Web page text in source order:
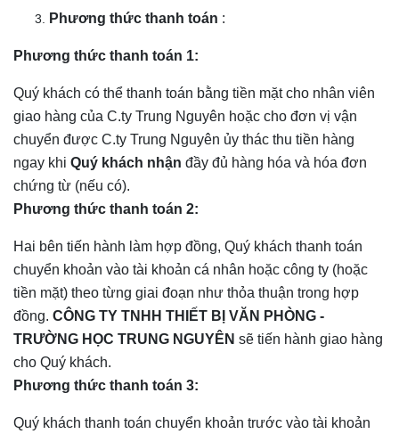
Phương thức thanh toán :
Phương thức thanh toán 1:
Quý khách có thể thanh toán bằng tiền mặt cho nhân viên
giao hàng của C.ty Trung Nguyên hoặc cho đơn vị vận
chuyển được C.ty Trung Nguyên ủy thác thu tiền hàng
ngay khi Quý khách nhận đầy đủ hàng hóa và hóa đơn
chứng từ (nếu có).
Phương thức thanh toán 2:
Hai bên tiến hành làm hợp đồng, Quý khách thanh toán
chuyển khoản vào tài khoản cá nhân hoặc công ty (hoặc
tiền mặt) theo từng giai đoạn như thỏa thuận trong hợp
đồng. CÔNG TY TNHH THIẾT BỊ VĂN PHÒNG -
TRƯỜNG HỌC TRUNG NGUYÊN sẽ tiến hành giao hàng
cho Quý khách.
Phương thức thanh toán 3:
Quý khách thanh toán chuyển khoản trước vào tài khoản